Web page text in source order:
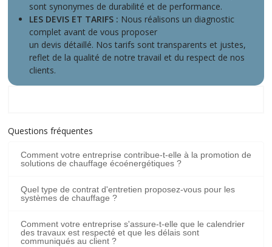
sont synonymes de durabilité et de performance.
LES DEVIS ET TARIFS : Nous réalisons un diagnostic
complet avant de vous proposer
un devis détaillé. Nos tarifs sont transparents et justes,
reflet de la qualité de notre travail et du respect de nos
clients.
Questions fréquentes
Comment votre entreprise contribue-t-elle à la promotion de
solutions de chauffage écoénergétiques ?
Quel type de contrat d'entretien proposez-vous pour les
systèmes de chauffage ?
Comment votre entreprise s'assure-t-elle que le calendrier
des travaux est respecté et que les délais sont
communiqués au client ?